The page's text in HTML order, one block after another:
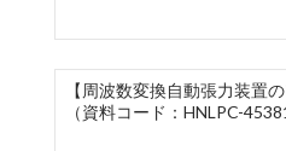
【周波数変換自動張力装置
（資料コード：HNLPC-